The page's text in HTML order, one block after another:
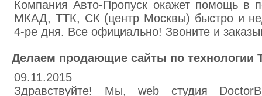
Компания Авто-Пропуск окажет помощь в
МКАД, ТТК, СК (центр Москвы) быстро и
4-ре дня. Все официально! Звоните и
Делаем продающие сайты по технологии
09.11.2015
Здравствуйте! Мы, web студия